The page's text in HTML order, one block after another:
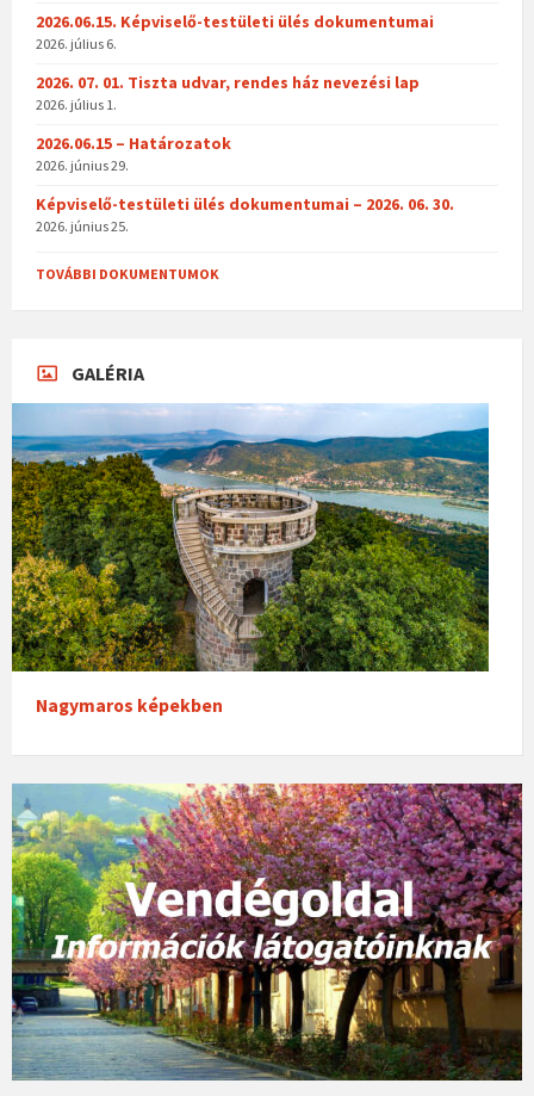
2026.06.15. Képviselő-testületi ülés dokumentumai
2026. július 6.
2026. 07. 01. Tiszta udvar, rendes ház nevezési lap
2026. július 1.
2026.06.15 – Határozatok
2026. június 29.
Képviselő-testületi ülés dokumentumai – 2026. 06. 30.
2026. június 25.
TOVÁBBI DOKUMENTUMOK
GALÉRIA
Nagymaros képekben